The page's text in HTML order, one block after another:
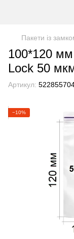
Пакети із
100*120 мм
Lock 50
Артикул:
−10%